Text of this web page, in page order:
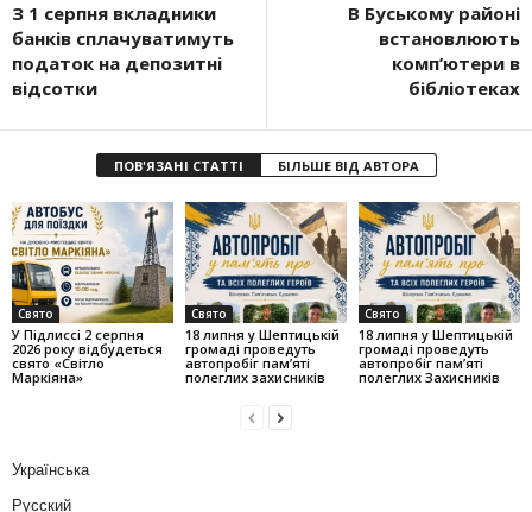
З 1 серпня вкладники
банків сплачуватимуть
податок на депозитні
відсотки
В Буському районі
встановлюють
комп’ютери в
бібліотеках
ПОВ'ЯЗАНІ СТАТТІ БІЛЬШЕ ВІД АВТОРА
Свято
У Підлиссі 2 серпня
2026 року відбудеться
свято «Світло
Маркіяна»
Свято
18 липня у Шептицькій
громаді проведуть
автопробіг пам’яті
полеглих захисників
Свято
18 липня у Шептицькій
громаді проведуть
автопробіг пам’яті
полеглих Захисників
Українська
Русский